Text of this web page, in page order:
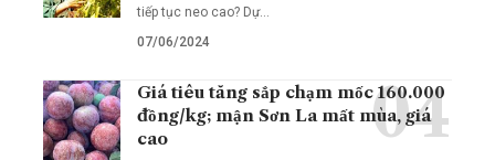
tiếp tục neo cao? Dự…
07/06/2024
Giá tiêu tăng sắp chạm mốc 160.000
đồng/kg; mận Sơn La mất mùa, giá
cao